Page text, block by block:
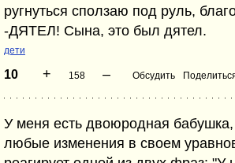
ругнуться сползаю под руль,
-ДЯТЕЛ! Сына, это был дятел.
дети
10 + 158 – Обсудить
У меня есть двоюродная бабушка,
любые изменения в своем